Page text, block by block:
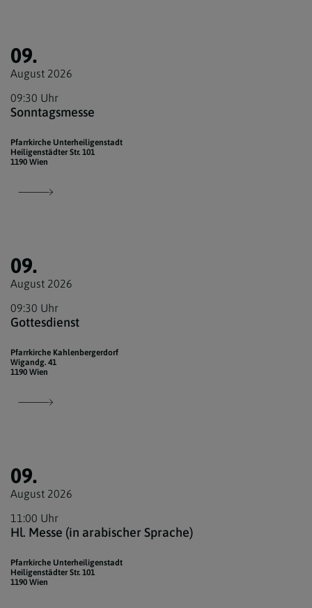
09.
August 2026
09:30 Uhr
Sonntagsmesse
Pfarrkirche Unterheiligenstadt
Heiligenstädter Str. 101
1190 Wien
09.
August 2026
09:30 Uhr
Gottesdienst
Pfarrkirche Kahlenbergerdorf
Wigandg. 41
1190 Wien
09.
August 2026
11:00 Uhr
Hl. Messe (in arabischer Sprache)
Pfarrkirche Unterheiligenstadt
Heiligenstädter Str. 101
1190 Wien